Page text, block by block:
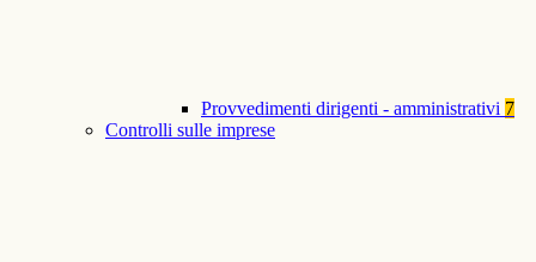
Provvedimenti dirigenti - amministrativi 7
Controlli sulle imprese